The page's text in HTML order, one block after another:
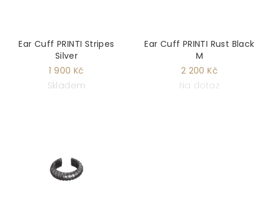
Ear Cuff PRINTI Stripes
Silver
1 900 Kč
Skladem
Ear Cuff PRINTI Rust Black
M
2 200 Kč
Na dotaz